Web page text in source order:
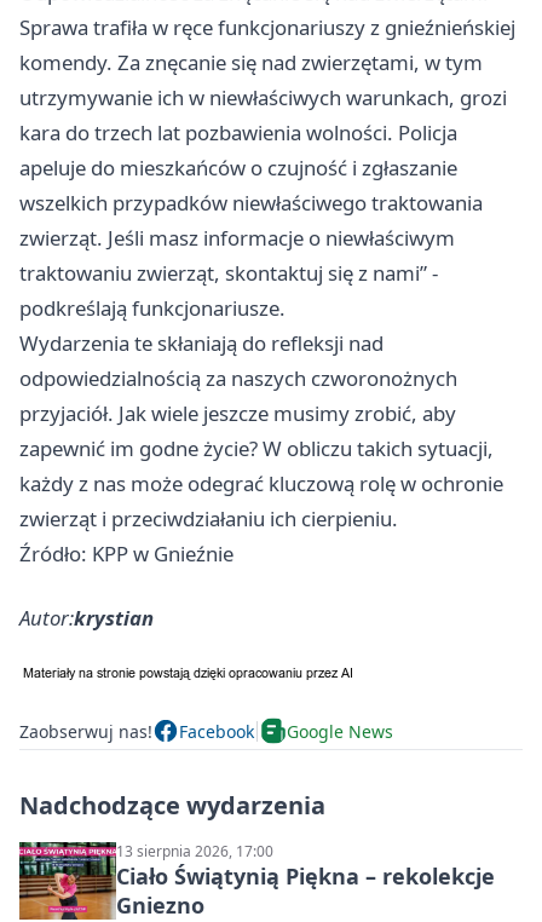
Sprawa trafiła w ręce funkcjonariuszy z gnieźnieńskiej
komendy. Za znęcanie się nad zwierzętami, w tym
utrzymywanie ich w niewłaściwych warunkach, grozi
kara do trzech lat pozbawienia wolności. Policja
apeluje do mieszkańców o czujność i zgłaszanie
wszelkich przypadków niewłaściwego traktowania
zwierząt. Jeśli masz informacje o niewłaściwym
traktowaniu zwierząt, skontaktuj się z nami” -
podkreślają funkcjonariusze.
Wydarzenia te skłaniają do refleksji nad
odpowiedzialnością za naszych czworonożnych
przyjaciół. Jak wiele jeszcze musimy zrobić, aby
zapewnić im godne życie? W obliczu takich sytuacji,
każdy z nas może odegrać kluczową rolę w ochronie
zwierząt i przeciwdziałaniu ich cierpieniu.
Źródło: KPP w Gnieźnie
Autor:krystian
Zaobserwuj nas! Facebook Google News
Nadchodzące wydarzenia
13 sierpnia 2026, 17:00
Ciało Świątynią Piękna – rekolekcje
Gniezno